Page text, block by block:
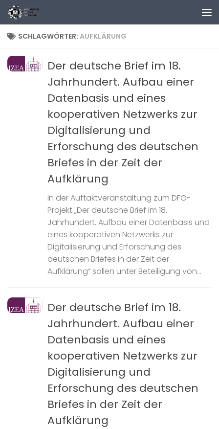
Zum Inhalt springen
SCHLAGWÖRTER: AUFKLÄRUNG
Der deutsche Brief im 18.
Jahrhundert. Aufbau einer
Datenbasis und eines
kooperativen Netzwerks zur
Digitalisierung und
Erforschung des deutschen
Briefes in der Zeit der
Aufklärung
In der Auftaktveranstaltung zum DFG-
Projekt „Der deutsche Brief im 18.
Jahrhundert. Aufbau einer Datenbasis und
eines kooperativen Netzwerks zur
Digitalisierung und Erforschung des
deutschen Briefes in der Zeit der
Aufklärung“ sollen unter Beteiligung von...
Der deutsche Brief im 18.
Jahrhundert. Aufbau einer
Datenbasis und eines
kooperativen Netzwerks zur
Digitalisierung und
Erforschung des deutschen
Briefes in der Zeit der
Aufklärung